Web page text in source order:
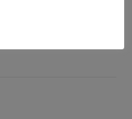
de empregado que